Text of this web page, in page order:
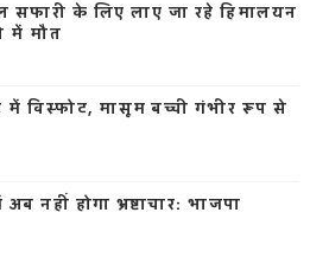
के लिए लाए जा रहे हिमालयन
में मौत
विस्फोट, मासूम बच्ची गंभीर रूप से
नहीं होगा भ्रष्टाचार: भाजपा